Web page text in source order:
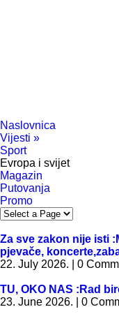
Naslovnica
Vijesti »
Sport
Evropa i svijet
Magazin
Putovanja
Promo
Za sve zakon nije isti
pjevače,
22. July 2026. | 0
TU, OKO NAS :Rad
23. June 2026. | 0